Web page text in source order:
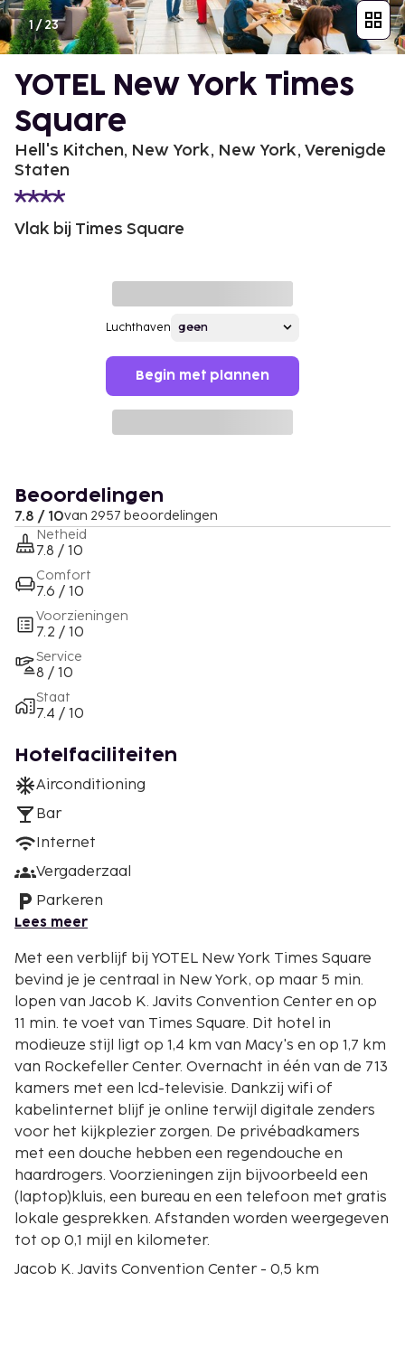
1/23
YOTEL New York Times
Square
Hell's Kitchen, New York, New York, Verenigde
Staten
Vlak bij Times Square
Luchthaven
Begin met plannen
Beoordelingen
7.8 / 10van 2957 beoordelingen
Netheid
7.8 / 10
Comfort
7.6 / 10
Voorzieningen
7.2 / 10
Service
8 / 10
Staat
7.4 / 10
Hotelfaciliteiten
Airconditioning
Bar
Internet
Vergaderzaal
Parkeren
Lees meer
Met een verblijf bij YOTEL New York Times Square
bevind je je centraal in New York, op maar 5 min.
lopen van Jacob K. Javits Convention Center en op
11 min. te voet van Times Square. Dit hotel in
modieuze stijl ligt op 1,4 km van Macy's en op 1,7 km
van Rockefeller Center. Overnacht in één van de 713
kamers met een lcd-televisie. Dankzij wifi of
kabelinternet blijf je online terwijl digitale zenders
voor het kijkplezier zorgen. De privébadkamers
met een douche hebben een regendouche en
haardrogers. Voorzieningen zijn bijvoorbeeld een
(laptop)kluis, een bureau en een telefoon met gratis
lokale gesprekken. Afstanden worden weergegeven
tot op 0,1 mijl en kilometer.
Jacob K. Javits Convention Center - 0,5 km